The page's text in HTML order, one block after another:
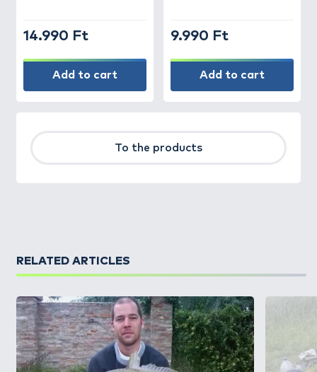
14.990 Ft
Add to cart
9.990 Ft
Add to cart
To the products
RELATED ARTICLES